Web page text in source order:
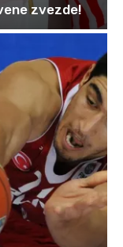
zvezde!